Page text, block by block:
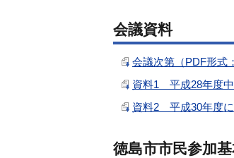
会議資料
会議次第（PDF形式
資料1 平成28年度中
資料2 平成30年度に
徳島市市民参加基